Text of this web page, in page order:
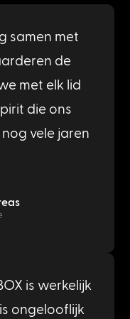
samen met
de
met elk lid
die ons
vele jaren
is werkelijk
ongelooflijk